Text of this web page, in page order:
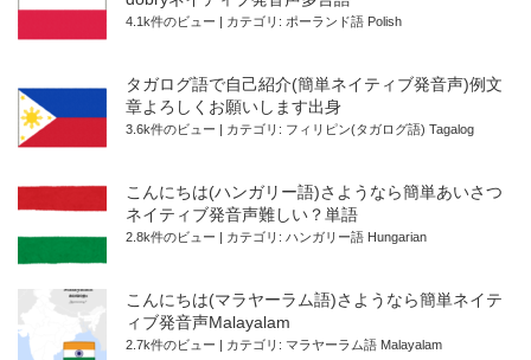
4.1k件のビュー | カテゴリ: ポーランド語 Polish
タガログ語で自己紹介(簡単ネイティブ発音声)例文
章よろしくお願いします出身
3.6k件のビュー | カテゴリ: フィリピン(タガログ語) Tagalog
こんにちは(ハンガリー語)さようなら簡単あいさつ
ネイティブ発音声難しい？単語
2.8k件のビュー | カテゴリ: ハンガリー語 Hungarian
こんにちは(マラヤーラム語)さようなら簡単ネイテ
ィブ発音声Malayalam
2.7k件のビュー | カテゴリ: マラヤーラム語 Malayalam